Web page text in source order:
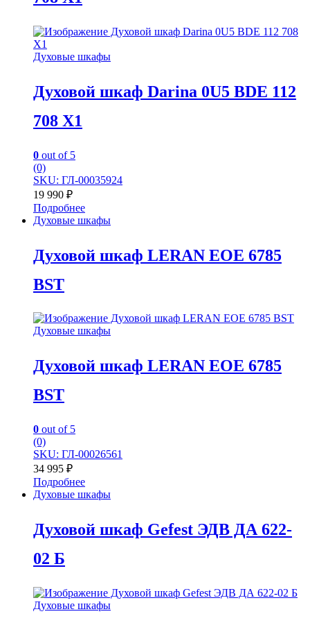
Духовые шкафы
Духовой шкаф Darina 0U5 BDE 112
708 X1
0 out of 5
(0)
SKU: ГЛ-00035924
19 990 ₽
Подробнее
Духовые шкафы
Духовой шкаф LERAN EOE 6785
BST
Духовые шкафы
Духовой шкаф LERAN EOE 6785
BST
0 out of 5
(0)
SKU: ГЛ-00026561
34 995 ₽
Подробнее
Духовые шкафы
Духовой шкаф Gefest ЭДВ ДА 622-
02 Б
Духовые шкафы